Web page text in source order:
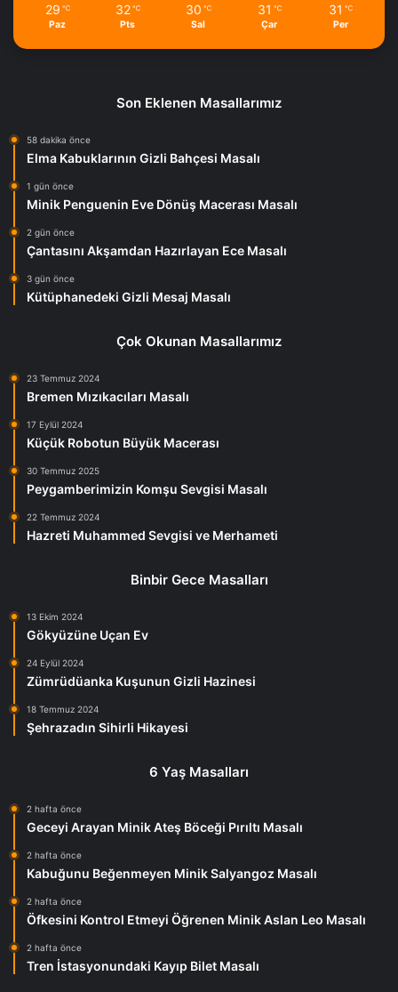
29 ℃
Paz
32 ℃
Pts
30 ℃
Sal
31 ℃
Çar
31 ℃
Per
Son Eklenen Masallarımız
58 dakika önce
Elma Kabuklarının Gizli Bahçesi Masalı
1 gün önce
Minik Penguenin Eve Dönüş Macerası Masalı
2 gün önce
Çantasını Akşamdan Hazırlayan Ece Masalı
3 gün önce
Kütüphanedeki Gizli Mesaj Masalı
Çok Okunan Masallarımız
23 Temmuz 2024
Bremen Mızıkacıları Masalı
17 Eylül 2024
Küçük Robotun Büyük Macerası
30 Temmuz 2025
Peygamberimizin Komşu Sevgisi Masalı
22 Temmuz 2024
Hazreti Muhammed Sevgisi ve Merhameti
Binbir Gece Masalları
13 Ekim 2024
Gökyüzüne Uçan Ev
24 Eylül 2024
Zümrüdüanka Kuşunun Gizli Hazinesi
18 Temmuz 2024
Şehrazadın Sihirli Hikayesi
6 Yaş Masalları
2 hafta önce
Geceyi Arayan Minik Ateş Böceği Pırıltı Masalı
2 hafta önce
Kabuğunu Beğenmeyen Minik Salyangoz Masalı
2 hafta önce
Öfkesini Kontrol Etmeyi Öğrenen Minik Aslan Leo Masalı
2 hafta önce
Tren İstasyonundaki Kayıp Bilet Masalı